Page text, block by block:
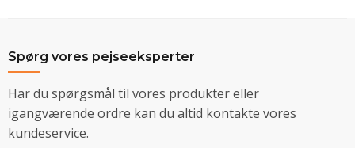
Spørg vores pejseeksperter
Har du spørgsmål til vores produkter eller
igangværende ordre kan du altid kontakte vores
kundeservice.